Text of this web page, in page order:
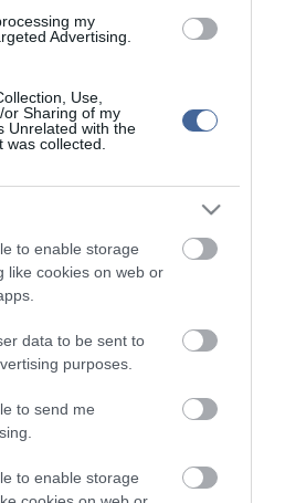
my
Advertising.
Use,
Sharing of my
Unrelated with the
collected.
to enable storage
like cookies on web or
data to be sent to
purposes.
to send me
to enable storage
nem tapasztalt változást a kígyók
és különben is, a helyi fajták
ezt látom a televízióban
vezető Ciklauri. Ha tapasztalt is
az a felfokozott érzelem volt, amelyet
egy címre, ahol állítólag
találta, a család pedig kint állt előtte
hogy eladja, be nem teszi oda a
kiszálláskor a padlódeszkák alatt
az ott lakóknak, hogy az
annyira zaklatott volt, hogy
felszedeti embereivel a padlót.
leromboltuk az egész házat
hogy mégis miért alakult ki mindez,
kifejtette, hogy "
" Amilyen gyorsan elkapja őket
is tudnak nyugodni - tette hozzá.